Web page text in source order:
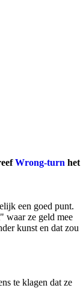
Wrong-turn het
een goed punt.
waar ze geld mee
kunst en dat zou
te klagen dat ze